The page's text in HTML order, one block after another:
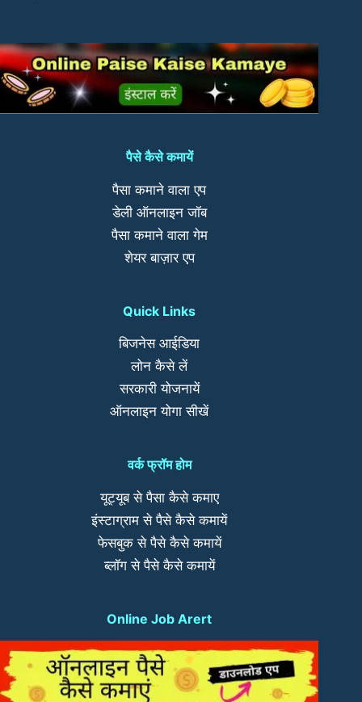
पैसे कैसे कमायें
पैसा कमाने वाला एप
डेली ऑनलाइन जॉब
पैसा कमाने वाला गेम
शेयर बाज़ार एप
Quick Links
बिजनेस आईडिया
लोन कैसे लें
सरकारी योजनायें
ऑनलाइन योगा सीखें
वर्क फ्रॉम होम
यूट्यूब से पैसा कैसे कमाए
इंस्टाग्राम से पैसे कैसे कमायें
फेसबुक से पैसे कैसे कमायें
ब्लॉग से पैसे कैसे कमायें
Online Job Arert